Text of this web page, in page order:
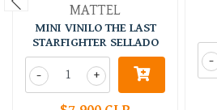
MATTEL
MINI VINILO THE LAST
STARFIGHTER SELLADO
+
-
-